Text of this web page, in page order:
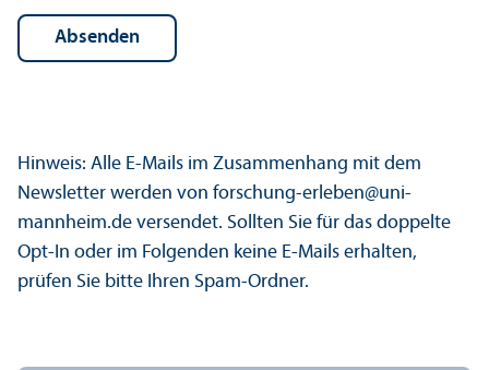
Hinweis: Alle E-Mails im Zusammenhang mit dem
Newsletter werden von forschung-erleben@uni-
mannheim.de versendet. Sollten Sie für das doppelte
Opt-In oder im Folgenden keine E-Mails erhalten,
prüfen Sie bitte Ihren Spam-Ordner.